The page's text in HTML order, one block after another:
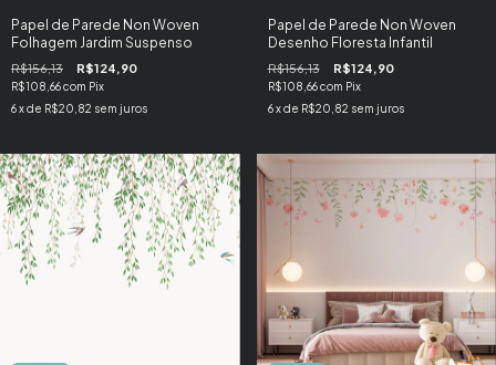
Papel de Parede Non Woven
Folhagem Jardim Suspenso
R$156,13 R$124,90
R$108,66com Pix
6x de R$20,82 sem juros
Papel de Parede Non Woven
Desenho Floresta Infantil
R$156,13 R$124,90
R$108,66com Pix
6 x de R$20,82 sem juros